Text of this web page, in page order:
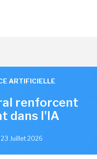
ARTIFICIELLE
renforcent
dans l'IA
23 Juillet 2026